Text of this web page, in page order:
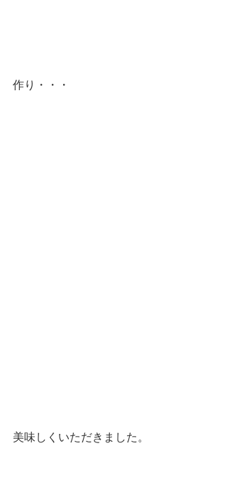
作り・・・
美味しくいただきました。